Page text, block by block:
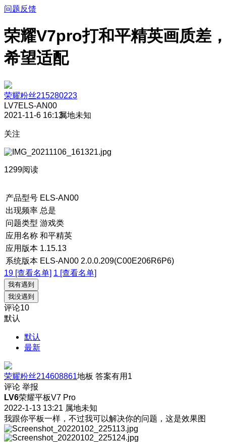
问题反馈
荣耀V7pro打和平精英画质差
希望适配
荣耀粉丝215280223
LV7ELS-AN00
2021-11-6 16:13属地未知
关注
1299阅读
产品型号 ELS-AN00
出现频率 总是
问题类型 游戏类
应用名称 和平精英
应用版本 1.15.13
系统版本 ELS-AN00 2.0.0.209(C00E206R6P6)
19 [查看名单] 1 [查看名单]
我有遇到
我没遇到
评论10
默认
默认
最新
荣耀粉丝214608861地板 答案有用 1
评论 举报
LV6荣耀平板V7 Pro
2022-1-13 13:21 属地未知
我跟你平板一样，不过我可以解决你的问题，这是效果图